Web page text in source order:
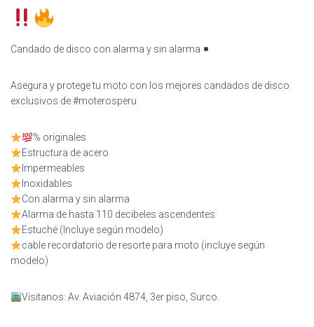
Candado de disco con alarma y sin alarma
Asegura y protege tu moto con los mejores candados de disco
exclusivos de #moterosperu
% originales
Estructura de acero
Impermeables
Inoxidables
Con alarma y sin alarma
Alarma de hasta 110 decibeles ascendentes
Estuché (Incluye según modelo)
cable recordatorio de resorte para moto (incluye según
modelo)
Visitanos: Av. Aviación 4874, 3er piso, Surco.